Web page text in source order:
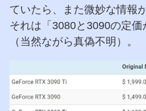
ていたら、また微妙な情報
それは「3080と3090の定
（当然ながら真偽不明）。